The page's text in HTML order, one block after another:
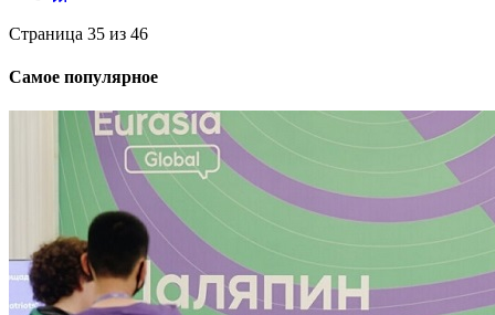
Страница 35 из 46
Самое популярное